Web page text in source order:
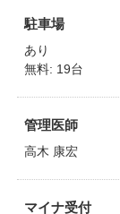
駐車場
あり
無料: 19台
管理医師
高木 康宏
マイナ受付